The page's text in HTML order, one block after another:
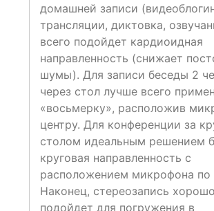
домашней записи
трансляции, диктовка,
всего подойдет кардиоидная
направленность (снижает
шумы). Для записи беседы 2
через стол лучше всего
«восьмерку», расположив
центру. Для конференции за
столом идеальным решением
круговая направленность с
расположением микрофона по
Наконец, стереозапись хорошо
подойдет для погружения в